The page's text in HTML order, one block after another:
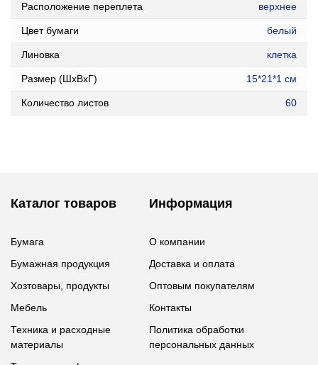
Расположение переплета верхнее
Цвет бумаги белый
Линовка клетка
Размер (ШxВxГ) 15*21*1 см
Количество листов 60
Каталог товаров
Бумага
Бумажная продукция
Хозтовары, продукты
Мебель
Техника и расходные
материалы
Информация
О компании
Доставка и оплата
Оптовым покупателям
Контакты
Политика обработки
персональных данных